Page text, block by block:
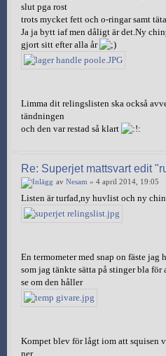
slut pga rost
trots mycket fett och o-ringar samt
Ja ja bytt iaf men dåligt är det.Ny
gjort sitt efter alla år
Limma dit relingslisten ska också
tändningen
och den var restad så klart
Re: Superjet mattsvart edit
av Nesam » 4 april 2014, 19:05
Listen är turfad,ny huvlist och ny
En termometer med snap on fäste jag
som jag tänkte sätta på stinger bla för
se om den håller
Kompet blev för lågt iom att squisen
ner.